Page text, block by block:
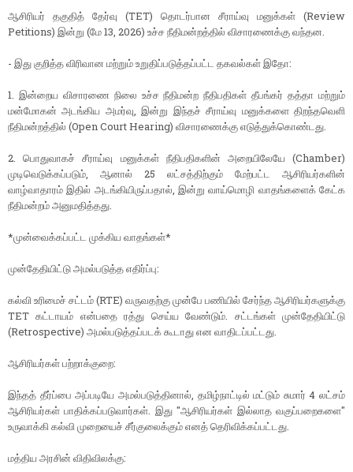
ஆசிரியர் தகுதித் தேர்வு (TET) தொடர்பான சீராய்வு மனுக்கள் (Review
Petitions) இன்று (மே 13, 2026) உச்ச நீதிமன்றத்தில் விசாரணைக்கு வந்தன.
- இது குறித்த விரிவான மற்றும் உறுதிப்படுத்தப்பட்ட தகவல்கள் இதோ:
1. இன்றைய விசாரணை நிலை உச்ச நீதிமன்ற நீதிபதிகள் தீபங்கர் தத்தா மற்றும்
மன்மோகன் அடங்கிய அமர்வு, இன்று இந்தச் சீராய்வு மனுக்களை திறந்தவெளி
நீதிமன்றத்தில் (Open Court Hearing) விசாரணைக்கு எடுத்துக்கொண்டது.
2. பொதுவாகச் சீராய்வு மனுக்கள் நீதிபதிகளின் அறையிலேயே (Chamber)
முடிவெடுக்கப்படும், ஆனால் 25 லட்சத்திற்கும் மேற்பட்ட ஆசிரியர்களின்
வாழ்வாதாரம் இதில் அடங்கியிருப்பதால், இன்று வாய்மொழி வாதங்களைக் கேட்க
நீதிமன்றம் அனுமதித்தது.
*முன்வைக்கப்பட்ட முக்கிய வாதங்கள்*
முன்தேதியிட்டு அமல்படுத்த எதிர்ப்பு:
கல்வி உரிமைச் சட்டம் (RTE) வருவதற்கு முன்பே பணியில் சேர்ந்த ஆசிரியர்களுக்கு
TET கட்டாயம் என்பதை ரத்து செய்ய வேண்டும். சட்டங்கள் முன்தேதியிட்டு
(Retrospective) அமல்படுத்தப்படக் கூடாது என வாதிடப்பட்டது.
ஆசிரியர்கள் பற்றாக்குறை:
இந்தத் தீர்ப்பை அப்படியே அமல்படுத்தினால், தமிழ்நாட்டில் மட்டும் சுமார் 4 லட்சம்
ஆசிரியர்கள் பாதிக்கப்படுவார்கள். இது "ஆசிரியர்கள் இல்லாத வகுப்பறைகளை"
உருவாக்கி கல்வி முறையைச் சீர்குலைக்கும் எனத் தெரிவிக்கப்பட்டது.
மத்திய அரசின் விதிவிலக்கு: